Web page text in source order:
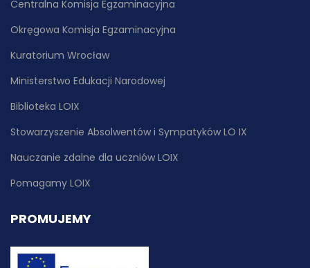
Centralna Komisja Egzaminacyjna
Okręgowa Komisja Egzaminacyjna
Kuratorium Wrocław
Ministerstwo Edukacji Narodowej
Biblioteka LOIX
Stowarzyszenie Absolwentów i Sympatyków LO IX
Nauczanie zdalne dla uczniów LOIX
Pomagamy LOIX
PROMUJEMY